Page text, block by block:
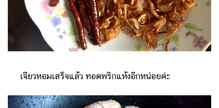
เจียวหอมเสร็จแล้ว ทอดพริกแห้งอีกหน่อยค่ะ